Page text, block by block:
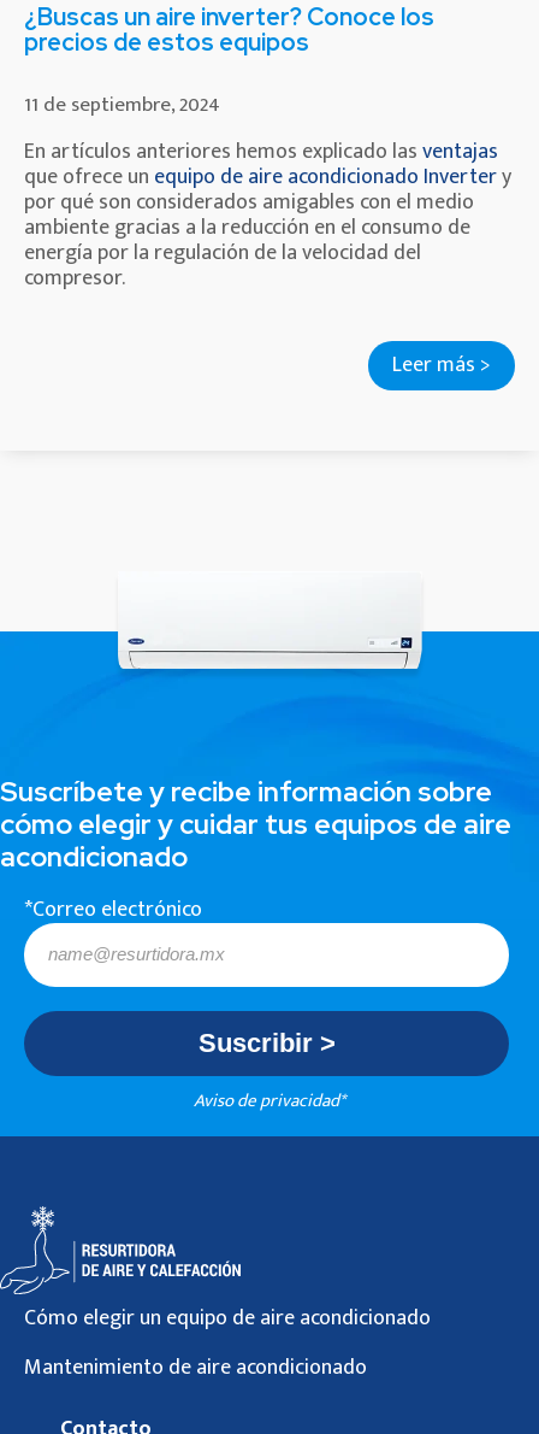
¿Buscas un aire inverter? Conoce los
precios de estos equipos
11 de septiembre, 2024
En artículos anteriores hemos explicado lasventajas
que ofrece un equipo de aire acondicionado Invertery
por qué son considerados amigables con el medio
ambiente gracias a la reducción en el consumo de
energía por la regulación de la velocidad del
compresor.
Leer más >
Suscríbete y recibe información sobre
cómo elegir y cuidar tus equipos de aire
acondicionado
*Correo electrónico
Aviso de privacidad*
Cómo elegir un equipo de aire acondicionado
Mantenimiento de aire acondicionado